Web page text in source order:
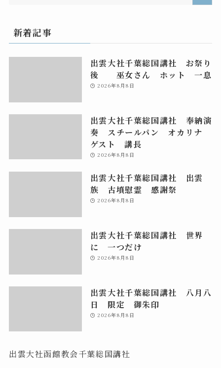
新着記事
出雲大社千葉総国講社 お祭り
後 巫女さん ホット 一息
2026年8月8日
出雲大社千葉総国講社 奉納演
奏 スチールパン オカリナ
ゲスト 講長
2026年8月8日
出雲大社千葉総国講社 出雲
族 古墳慰霊 感謝祭
2026年8月8日
出雲大社千葉総国講社 世界
に 一つだけ
2026年8月8日
出雲大社千葉総国講社 八月八
日 限定 御朱印
2026年8月8日
出雲大社函館教会千葉総国講社